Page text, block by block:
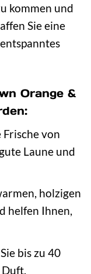
kommen und
Sie eine
Orange &
von
Laune und
holzigen
helfen Ihnen,
bis zu 40